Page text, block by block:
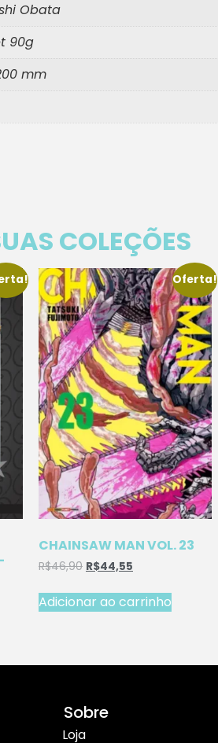
Obata
90g
mm
COLEÇÕES
Oferta!
CHAINSAW MAN VOL. 23
R$46,90 R$44,55
Adicionar ao carrinho
Sobre
Loja